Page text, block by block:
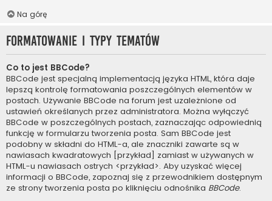
Na górę
Formatowanie i typy tematów
Co to jest BBCode?
BBCode jest specjalną implementacją języka HTML, która daje
lepszą kontrolę formatowania poszczególnych elementów w
postach. Używanie BBCode na forum jest uzależnione od
ustawień określanych przez administratora. Można wyłączyć
BBCode w poszczególnych postach, zaznaczając odpowiednią
funkcję w formularzu tworzenia posta. Sam BBCode jest
podobny w składni do HTML-a, ale znaczniki zawarte są w
nawiasach kwadratowych [przykład] zamiast w używanych w
HTML-u nawiasach ostrych <przykład>. Aby uzyskać więcej
informacji o BBCode, zapoznaj się z przewodnikiem dostępnym
ze strony tworzenia posta po kliknięciu odnośnika BBCode.